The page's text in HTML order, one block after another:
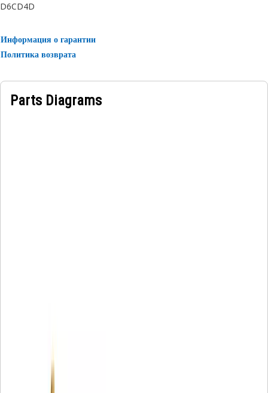
D6CD4D
Информация о гарантии
Политика возврата
Parts Diagrams